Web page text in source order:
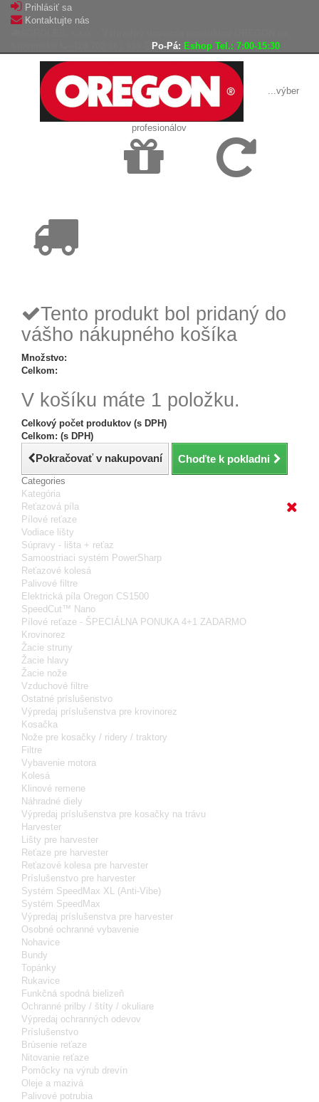
Prihlásiť sa
Kontaktujte nás
Po-Pá: Eshop Tel.: 7:00-15:30
...výber
profesionálov
Tento produkt bol pridaný do
vášho nákupného košíka
Množstvo:
Celkom:
V košíku máte 1 položku.
Celkový počet produktov (s DPH)
Celkom: (s DPH)
Pokračovať v nakupovaní Choďte k pokladni
Categories
Kategória
Reťazová píla
Pílové reťaze
Vodiace lišty
Súpravy - lišta + reťaz
Samoostriaci systém PowerSharp
Reťazové kolesá
Palivové filtre
Elektrická píla Oregon CS1500
SpeedCut™ Nano
Pílové reťaze - ŠPECIÁLNA PONUKA 4+1 ZADARMO
Krovinorez
Žacie struny
Žacie hlavy
Žacie nože
Vzduchové filtre
Ostatné príslušenstvo
Výpredaj príslušenstva pre krovinorez
Kosačka
Nože pre kosačky / ridery / traktory
Filtre
Vybavenie motora
Kolesá
Klinové remene
Náhradné diely
Výpredaj príslušenstva pre kosačky na trávu
Harvester
Lišty pre harvester
Reťaze pre harvester
Reťazové kolesa pre harvester
Príslušenstvo pre harvester
Systém SpeedMax XL (Anti-Vibe)
Systém SpeedMax
Výpredaj príslušenstva pre harvester
Osobné ochranné vybavenie
Nohavice
Bundy
Topánky
Rukavice
Funkčná spodná bielizeň
Ochranné prilby / štíty / okuliare
Výpredaj ochranných odevov
Príslušenstvo
Brúsenie reťaze
Nitovanie reťaze
Pomôcky na výrub drevín
Oleje a mazivá
Palivové potrubia